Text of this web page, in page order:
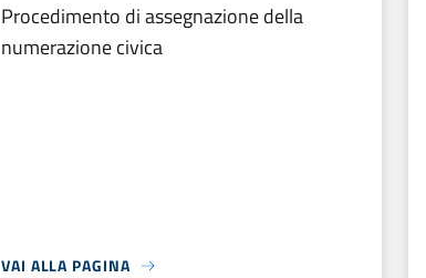
Procedimento di assegnazione della
numerazione civica
VAI ALLA PAGINA